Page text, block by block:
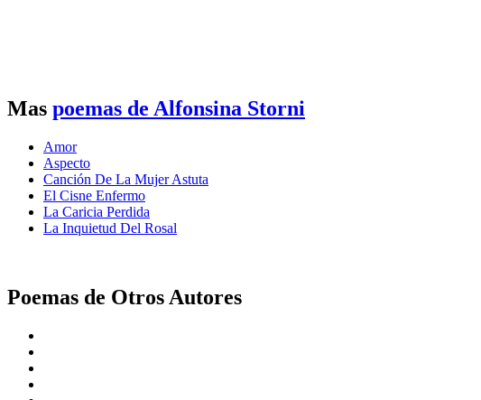
Mas poemas de Alfonsina Storni
Amor
Aspecto
Canción De La Mujer Astuta
El Cisne Enfermo
La Caricia Perdida
La Inquietud Del Rosal
Poemas de Otros Autores